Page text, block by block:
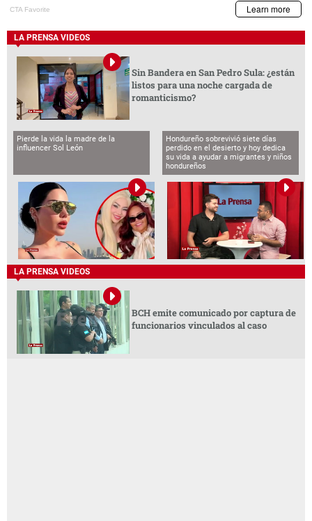
LA PRENSA VIDEOS
Sin Bandera en San Pedro Sula: ¿están
listos para una noche cargada de
romanticismo?
Pierde la vida la madre de la
influencer Sol León
Hondureño sobrevivió siete días
perdido en el desierto y hoy dedica
su vida a ayudar a migrantes y niños
hondureños
LA PRENSA VIDEOS
BCH emite comunicado por captura de
funcionarios vinculados al caso